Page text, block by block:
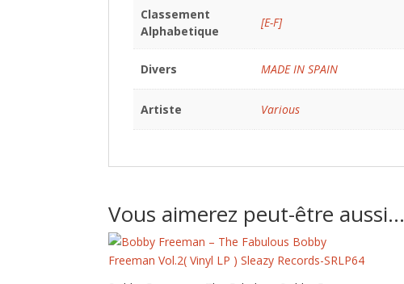
Classement
Alphabetique
[E-F]
Divers MADE IN SPAIN
Artiste Various
Vous aimerez peut-être aussi…